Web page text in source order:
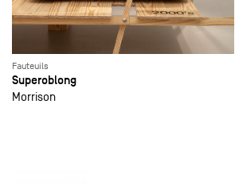
Fauteuils
Superoblong
Morrison